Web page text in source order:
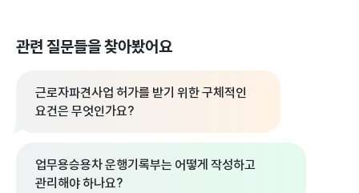
관련 질문들을 찾아봤어요
근로자파견사업 허가를 받기 위한 구체적인
요건은 무엇인가요?
업무용승용차 운행기록부는 어떻게 작성하고
관리해야 하나요?